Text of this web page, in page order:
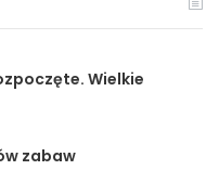
Wielkie
zabaw